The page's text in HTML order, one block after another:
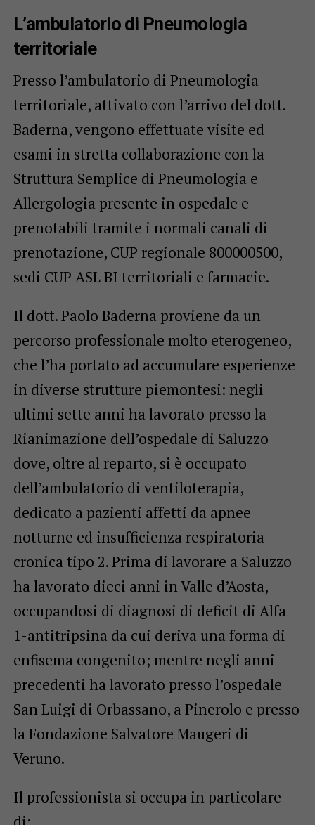
L’ambulatorio di Pneumologia
territoriale
Presso l’ambulatorio di Pneumologia
territoriale, attivato con l’arrivo del dott.
Baderna, vengono effettuate visite ed
esami in stretta collaborazione con la
Struttura Semplice di Pneumologia e
Allergologia presente in ospedale e
prenotabili tramite i normali canali di
prenotazione, CUP regionale 800000500,
sedi CUP ASL BI territoriali e farmacie.
Il dott. Paolo Baderna proviene da un
percorso professionale molto eterogeneo,
che l’ha portato ad accumulare esperienze
in diverse strutture piemontesi: negli
ultimi sette anni ha lavorato presso la
Rianimazione dell’ospedale di Saluzzo
dove, oltre al reparto, si è occupato
dell’ambulatorio di ventiloterapia,
dedicato a pazienti affetti da apnee
notturne ed insufficienza respiratoria
cronica tipo 2. Prima di lavorare a Saluzzo
ha lavorato dieci anni in Valle d’Aosta,
occupandosi di diagnosi di deficit di Alfa
1-antitripsina da cui deriva una forma di
enfisema congenito; mentre negli anni
precedenti ha lavorato presso l’ospedale
San Luigi di Orbassano, a Pinerolo e presso
la Fondazione Salvatore Maugeri di
Veruno.
Il professionista si occupa in particolare